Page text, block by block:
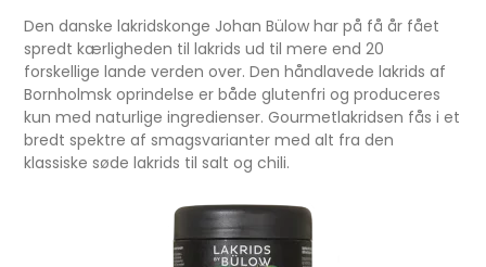
Den danske lakridskonge Johan Bülow har på få år fået
spredt kærligheden til lakrids ud til mere end 20
forskellige lande verden over. Den håndlavede lakrids af
Bornholmsk oprindelse er både glutenfri og produceres
kun med naturlige ingredienser. Gourmetlakridsen fås i et
bredt spektre af smagsvarianter med alt fra den
klassiske søde lakrids til salt og chili.